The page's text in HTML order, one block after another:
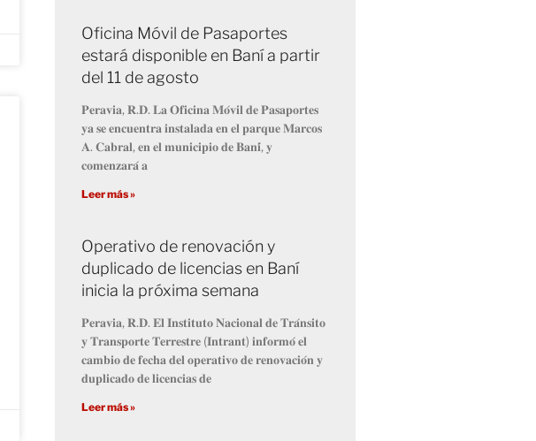
Oficina Móvil de Pasaportes
estará disponible en Baní a partir
del 11 de agosto
𝐏𝐞𝐫𝐚𝐯𝐢𝐚, 𝐑.𝐃. 𝐋𝐚 𝐎𝐟𝐢𝐜𝐢𝐧𝐚 𝐌𝐨́𝐯𝐢𝐥 𝐝𝐞 𝐏𝐚𝐬𝐚𝐩𝐨𝐫𝐭𝐞𝐬
𝐲𝐚 𝐬𝐞 𝐞𝐧𝐜𝐮𝐞𝐧𝐭𝐫𝐚 𝐢𝐧𝐬𝐭𝐚𝐥𝐚𝐝𝐚 𝐞𝐧 𝐞𝐥 𝐩𝐚𝐫𝐪𝐮𝐞 𝐌𝐚𝐫𝐜𝐨𝐬
𝐀. 𝐂𝐚𝐛𝐫𝐚𝐥, 𝐞𝐧 𝐞𝐥 𝐦𝐮𝐧𝐢𝐜𝐢𝐩𝐢𝐨 𝐝𝐞 𝐁𝐚𝐧𝐢́, 𝐲
𝐜𝐨𝐦𝐞𝐧𝐳𝐚𝐫𝐚́ 𝐚
Leer más »
Operativo de renovación y
duplicado de licencias en Baní
inicia la próxima semana
𝐏𝐞𝐫𝐚𝐯𝐢𝐚, 𝐑.𝐃. 𝐄𝐥 𝐈𝐧𝐬𝐭𝐢𝐭𝐮𝐭𝐨 𝐍𝐚𝐜𝐢𝐨𝐧𝐚𝐥 𝐝𝐞 𝐓𝐫𝐚́𝐧𝐬𝐢𝐭𝐨
𝐲 𝐓𝐫𝐚𝐧𝐬𝐩𝐨𝐫𝐭𝐞 𝐓𝐞𝐫𝐫𝐞𝐬𝐭𝐫𝐞 (𝐈𝐧𝐭𝐫𝐚𝐧𝐭) 𝐢𝐧𝐟𝐨𝐫𝐦𝐨́ 𝐞𝐥
𝐜𝐚𝐦𝐛𝐢𝐨 𝐝𝐞 𝐟𝐞𝐜𝐡𝐚 𝐝𝐞𝐥 𝐨𝐩𝐞𝐫𝐚𝐭𝐢𝐯𝐨 𝐝𝐞 𝐫𝐞𝐧𝐨𝐯𝐚𝐜𝐢𝐨́𝐧 𝐲
𝐝𝐮𝐩𝐥𝐢𝐜𝐚𝐝𝐨 𝐝𝐞 𝐥𝐢𝐜𝐞𝐧𝐜𝐢𝐚𝐬 𝐝𝐞
Leer más »